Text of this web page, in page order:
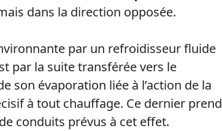
dans la direction opposée.
par un refroidisseur fluide
par la suite transférée vers le
son évaporation liée à l’action de la
à tout chauffage. Ce dernier prend
conduits prévus à cet effet.